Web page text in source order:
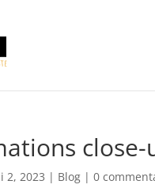
2, 2023 | Blog |0